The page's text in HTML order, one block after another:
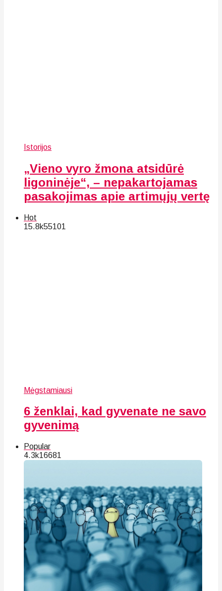
Istorijos
„Vieno vyro žmona atsidūrė
ligoninėje“, – nepakartojamas
pasakojimas apie artimųjų vertę
Hot
15.8k55101
Mėgstamiausi
6 ženklai, kad gyvenate ne savo
gyvenimą
Popular
4.3k16681